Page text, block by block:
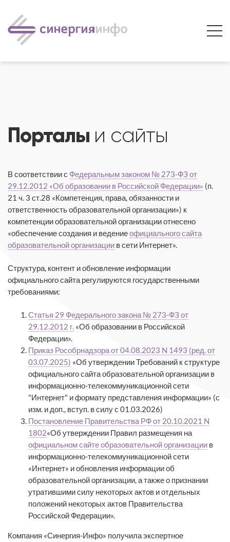
Порталы и сайты
В соответствии с Федеральным законом № 273-ФЗ от
29.12.2012 «Об образовании в Российской Федерации» (п.
21 ч. 3 ст.28 «Компетенция, права, обязанности и
ответственность образовательной организации») к
компетенции образовательной организации отнесено
«обеспечение создания и ведениеофициального сайта
образовательной организации в сети Интернет».
Структура, контент и обновление информации
официального сайта регулируются государственными
требованиями:
Статья 29 Федерального закона № 273-ФЗ от
29.12.2012 г. «Об образовании в Российской
Федерации».
Приказ Рособрнадзора от 04.08.2023 N 1493 (ред. от
03.07.2025) «Об утверждении Требований к структуре
официального сайта образовательной организации в
информационно-телекоммуникационной сети
"Интернет" и формату представления информации» (с
изм. и доп., вступ. в силу с 01.03.2026)
Постановление Правительства РФ от 20.10.2021 N
1802«Об утверждении Правил размещения на
официальном сайте образовательной организации в
информационно-телекоммуникационной сети
«Интернет» и обновления информации об
образовательной организации, а также о признании
утратившими силу некоторых актов и отдельных
положений некоторых актов Правительства
Российской Федерации».
Компания «Синергия-Инфо» получила экспертное